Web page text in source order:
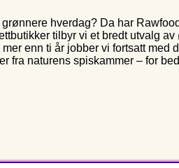
hverdag? Da har
tilbyr vi et bredt utvalg av
enn ti år jobber vi fortsatt med
fra naturens spiskammer – for